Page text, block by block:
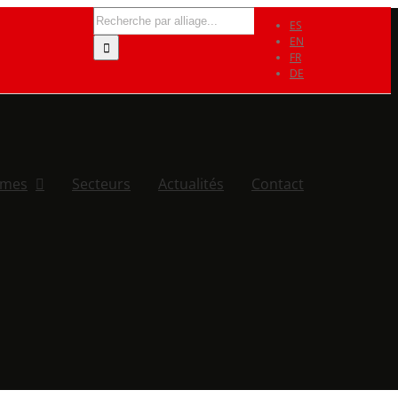
ES
EN
FR
DE
Search
for:
Secteurs Actualités Contact